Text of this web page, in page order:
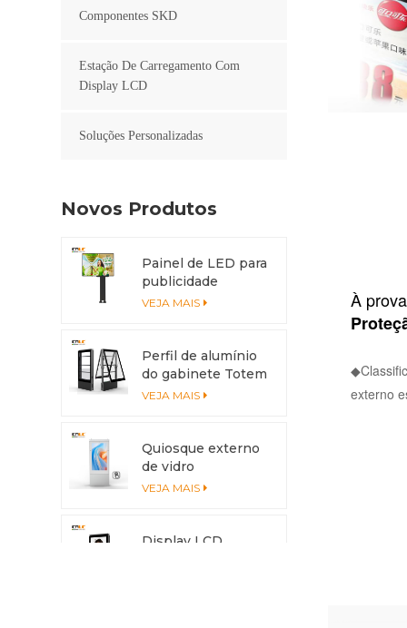
À
externo
Componentes SKD
Estação De Carregamento Com
Display LCD
Soluções Personalizadas
Novos Produtos
Painel de LED para
publicidade
externa 4x3m IP56
VEJA MAIS
Perfil de alumínio
do gabinete Totem
LED anticorrosão
VEJA MAIS
Quiosque externo
de vidro
antirreflexo com
VEJA MAIS
Display LCD